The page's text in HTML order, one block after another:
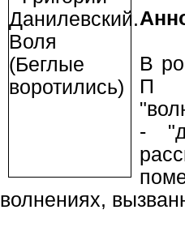
В
П
-
волнениях,